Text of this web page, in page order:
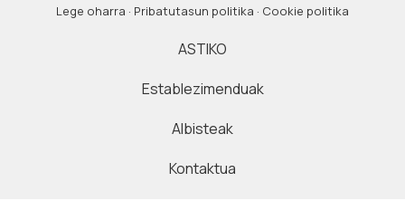
Lege oharra · Pribatutasun politika · Cookie politika
ASTIKO
Establezimenduak
Albisteak
Kontaktua